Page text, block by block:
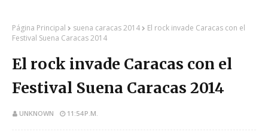
Página Principal suena caracas 2014
El rock invade Caracas con el
Festival Suena Caracas 2014
El rock invade Caracas con el
Festival Suena Caracas 2014
UNKNOWN 11:54 P.M.